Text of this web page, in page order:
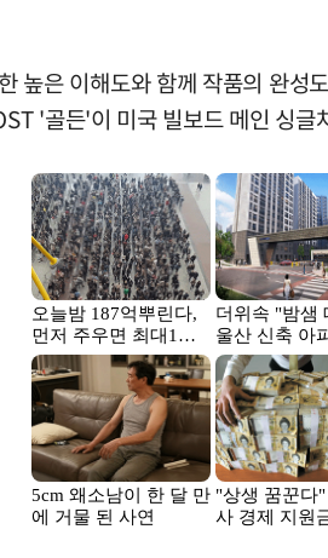
높은 이해도와 함께 작품의 완
'골든'이 미국 빌보드 메인 싱글